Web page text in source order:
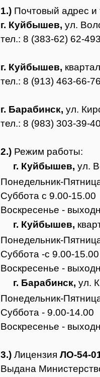
1.) Почтовый адрес
г. Куйбышев, ул.
тел.: 8 (383-62) 62-
г. Куйбышев,
тел.: 8 (913) 463-66-
г. Барабинск, ул.
тел.: 8 (983) 303-39-
2.) Режим работы:
г. Куйбышев, ул.
Понедельник-
Суббота с 9.00-15.00
Воскресенье -
г. Куйбышев,
Понедельник-
Суббота -с 9.00-15.00
Воскресенье -
г. Барабинск, ул.
Понедельник-
Суббота - 9.00-14.00
Воскресенье -
3.) Лицензия ЛО-54-
Выдана